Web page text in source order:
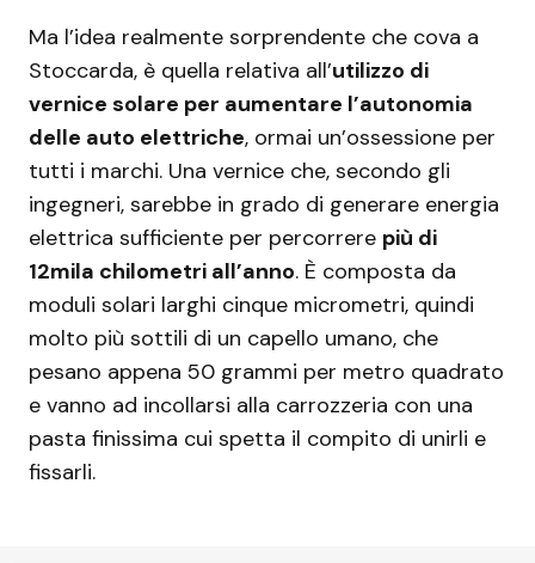
Ma l’idea realmente sorprendente che cova a
Stoccarda, è quella relativa all’utilizzo di
vernice solare per aumentare l’autonomia
delle auto elettriche, ormai un’ossessione per
tutti i marchi. Una vernice che, secondo gli
ingegneri, sarebbe in grado di generare energia
elettrica sufficiente per percorrere più di
12mila chilometri all’anno. È composta da
moduli solari larghi cinque micrometri, quindi
molto più sottili di un capello umano, che
pesano appena 50 grammi per metro quadrato
e vanno ad incollarsi alla carrozzeria con una
pasta finissima cui spetta il compito di unirli e
fissarli.